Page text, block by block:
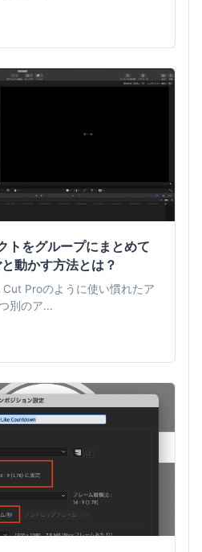
をグループにまとめて
動かす方法とは？
Proのように使い慣れたア
別のア...